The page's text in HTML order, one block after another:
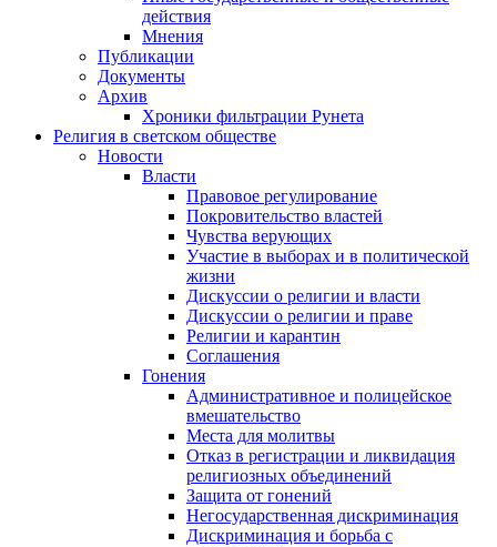
действия
Мнения
Публикации
Документы
Архив
Хроники фильтрации Рунета
Религия в светском обществе
Новости
Власти
Правовое регулирование
Покровительство властей
Чувства верующих
Участие в выборах и в политической
жизни
Дискуссии о религии и власти
Дискуссии о религии и праве
Религии и карантин
Соглашения
Гонения
Административное и полицейское
вмешательство
Места для молитвы
Отказ в регистрации и ликвидация
религиозных объединений
Защита от гонений
Негосударственная дискриминация
Дискриминация и борьба с